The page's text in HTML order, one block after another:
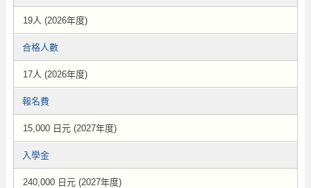
19人 (2026年度)
合格人數
17人 (2026年度)
報名費
15,000 日元 (2027年度)
入學金
240,000 日元 (2027年度)